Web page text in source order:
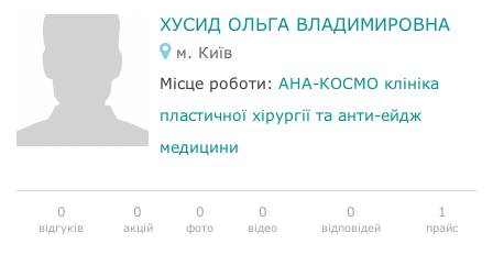
ХУСИД ОЛЬГА ВЛАДИМИРОВНА
м. Київ
Місце роботи: АНА-КОСМО клініка
пластичної хірургії та анти-ейдж
медицини
0
відгуків
0
акцій
0
фото
0
відео
0
відповідей
1
прайс